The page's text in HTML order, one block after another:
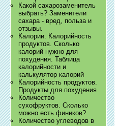
Какой сахарозаменитель
выбрать? Заменители
сахара - вред, польза и
отзывы.
Калории. Калорийность
продуктов. Сколько
калорий нужно для
похудения. Таблица
калорийности и
калькулятор калорий
Калорийность продуктов.
Продукты для похудения
Количество
сухофруктов. Сколько
можно есть фиников?
Количество углеводов в